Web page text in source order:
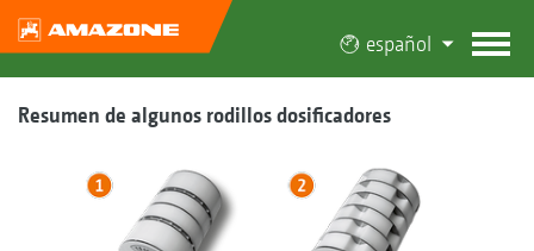
español
Resumen de algunos rodillos dosificadores